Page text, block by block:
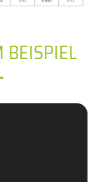
BEISPIEL